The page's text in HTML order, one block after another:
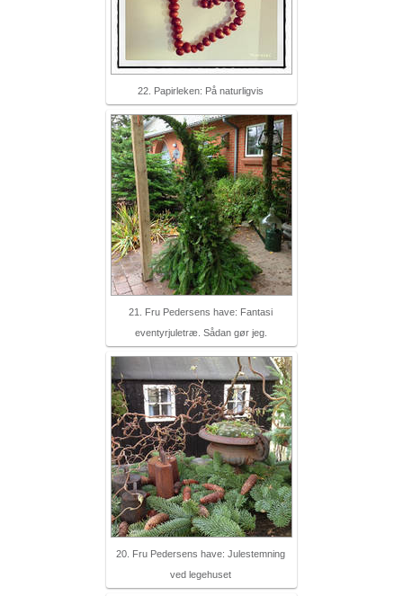
22. Papirleken: På naturligvis
21. Fru Pedersens have: Fantasi
eventyrjuletræ. Sådan gør jeg.
20. Fru Pedersens have: Julestemning
ved legehuset